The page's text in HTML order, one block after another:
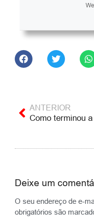
ANTERIOR
Deixe um
O seu endereço de e-
obrigatórios são